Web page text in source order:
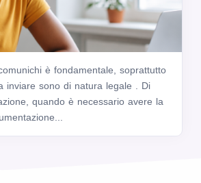
è fondamentale, soprattutto
inviare sono di natura legale . Di
quando è necessario avere la